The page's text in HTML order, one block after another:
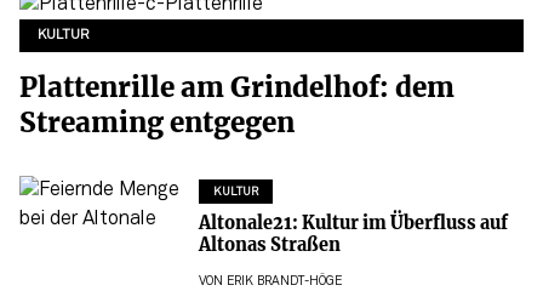
KULTUR
Plattenrille am Grindelhof: dem
Streaming entgegen
KULTUR
Altonale21: Kultur im Überfluss auf
Altonas Straßen
VON ERIK BRANDT-HÖGE